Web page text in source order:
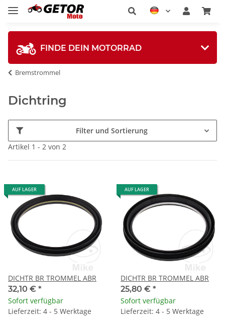
FINDE DEIN MOTORRAD
Bremstrommel
Dichtring
Filter und Sortierung
Artikel 1 - 2 von 2
AUF LAGER
DICHTR BR TROMMEL ABR
32,10 € *
Sofort verfügbar
Lieferzeit: 4 - 5 Werktage
AUF LAGER
DICHTR BR TROMMEL ABR
25,80 € *
Sofort verfügbar
Lieferzeit: 4 - 5 Werktage